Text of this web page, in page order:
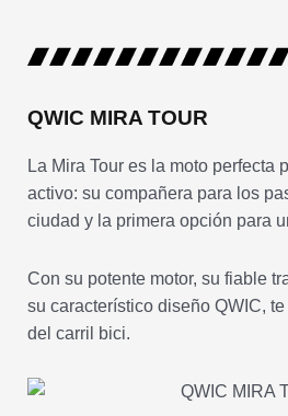
QWIC MIRA TOUR
La Mira Tour es la moto perfecta
activo: su compañera para los
ciudad y la primera opción para
Con su potente motor, su fiable
su característico diseño QWIC,
del carril bici.